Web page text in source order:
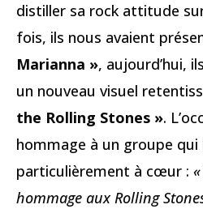
distiller sa rock attitude
fois, ils nous avaient
Marianna », aujourd’hui,
un nouveau visuel
the Rolling Stones ».
hommage à un groupe
particulièrement à cœur :
hommage aux Rolling